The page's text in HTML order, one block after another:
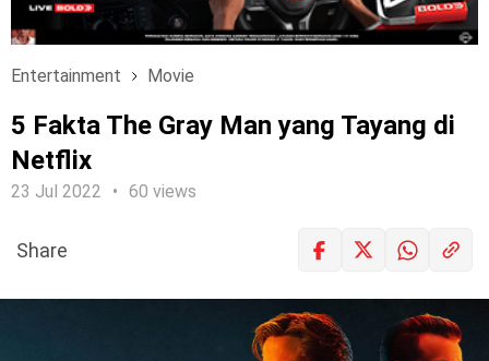
Entertainment Movie
5 Fakta The Gray Man yang Tayang di
Netflix
23 Jul 2022 60 views
LOGIN
Share